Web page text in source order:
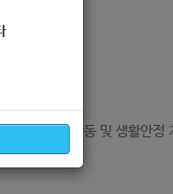
고
청년의 구직활동 및 생활안
원바랍니다.